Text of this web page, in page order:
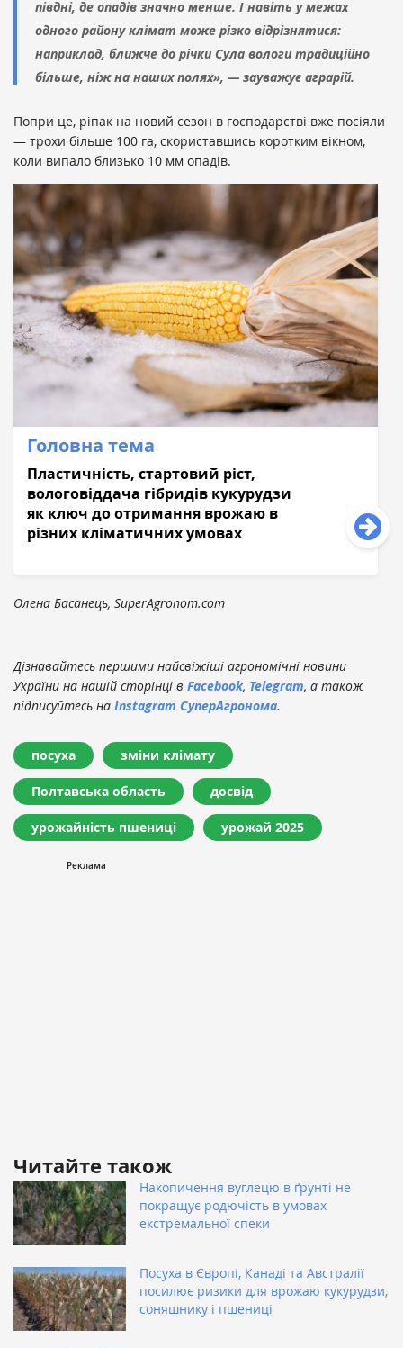
півдні, де опадів значно менше. І навіть у межах
одного району клімат може різко відрізнятися:
наприклад, ближче до річки Сула вологи традиційно
більше, ніж на наших полях», — зауважує аграрій.
Попри це, ріпак на новий сезон в господарстві вже посіяли
— трохи більше 100 га, скориставшись коротким вікном,
коли випало близько 10 мм опадів.
Головна тема
Пластичність, стартовий ріст,
вологовіддача гібридів кукурудзи
як ключ до отримання врожаю в
різних кліматичних умовах
Олена Басанець, SuperAgronom.com
Дізнавайтесь першими найсвіжіші агрономічні новини
України на нашій сторінці в Facebook, Telegram, а також
підписуйтесь на Instagram СуперАгронома.
посуха зміни клімату
Полтавська область досвід
урожайність пшениці урожай 2025
Читайте також
Накопичення вуглецю в ґрунті не
покращує родючість в умовах
екстремальної спеки
Посуха в Європі, Канаді та Австралії
посилює ризики для врожаю кукурудзи,
соняшнику і пшениці